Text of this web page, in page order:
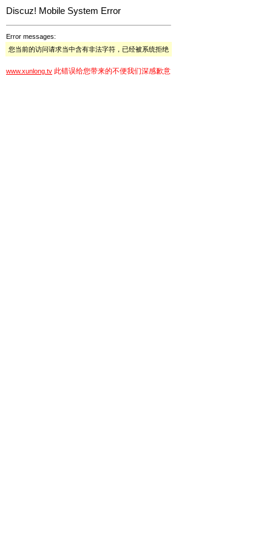
Discuz! Mobile System Error
Error messages:
您当前的访问请求当中含有非法字符，已经被系统拒绝
www.xunlong.tv 此错误给您带来的不便我们深感歉意